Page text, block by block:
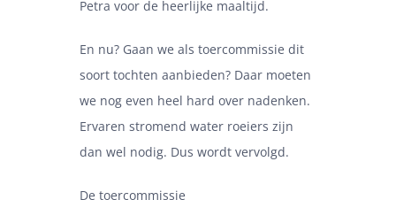
Petra voor de heerlijke maaltijd.
En nu? Gaan we als toercommissie dit
soort tochten aanbieden? Daar moeten
we nog even heel hard over nadenken.
Ervaren stromend water roeiers zijn
dan wel nodig. Dus wordt vervolgd.
De toercommissie